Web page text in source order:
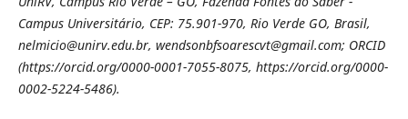
Campus Universitário, CEP: 75.901-970, Rio Verde GO, Brasil,
nelmicio@unirv.edu.br, wendsonbfsoarescvt@gmail.com; ORCID
(https://orcid.org/0000-0001-7055-8075, https://orcid.org/0000-
0002-5224-5486).